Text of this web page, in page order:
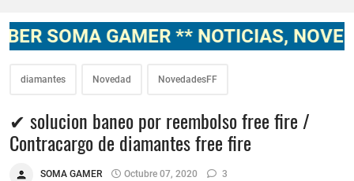
GAMER ** NOTICIAS, NOVEDADES,
diamantes Novedad NovedadesFF
✔ solucion baneo por reembolso free fire /
Contracargo de diamantes free fire
SOMA GAMER Octubre 07, 2020 3